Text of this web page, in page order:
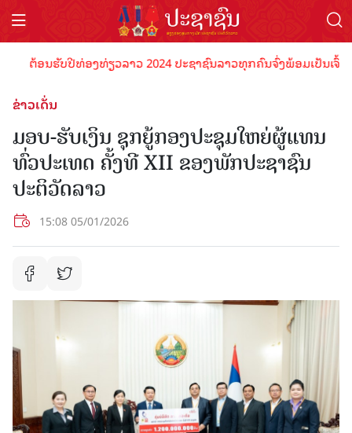
ຕ້ອນຮັບປີທ່ອງທ່ຽວລາວ 2024 ປະຊາຊົນລາວທຸກຄົນຈົ່ງພ້ອມເປັນເຈົ້າ
ຂ່າວເດັ່ນ
ມອບ-ຮັບເງິນ ຊຸກຍູ້ກອງປະຊຸມໃຫຍ່ຜູ້ແທນ
ທົ່ວປະເທດ ຄັ້ງທີ XII ຂອງພັກປະຊາຊົນ
ປະຕິວັດລາວ
15:08 05/01/2026